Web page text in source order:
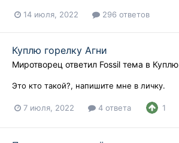
14 июля, 2022 296 ответов
Куплю горелку Агни
Миротворец ответил Fossil тема в Куплю
Это кто такой?, напишите мне в личку.
7 июля, 2022 4 ответа 1